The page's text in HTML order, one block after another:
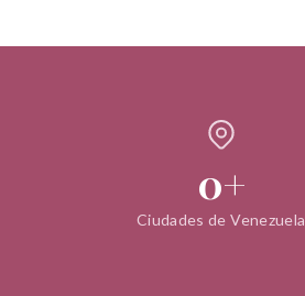
0+
Ciudades de Venezuela